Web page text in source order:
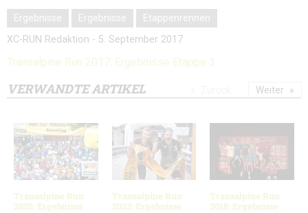
Ergebnisse Ergebnisse
Etappenrennen
XC-RUN Redaktion - 5. September 2017
Transalpine Run 2017: Ergebnisse Etappe 3
VERWANDTE ARTIKEL
Transalpine Run
2025: Ergebnisse
Transalpine Run
2023: Ergebnisse
Transalpine Run
2018: Ergebnisse
Weiter